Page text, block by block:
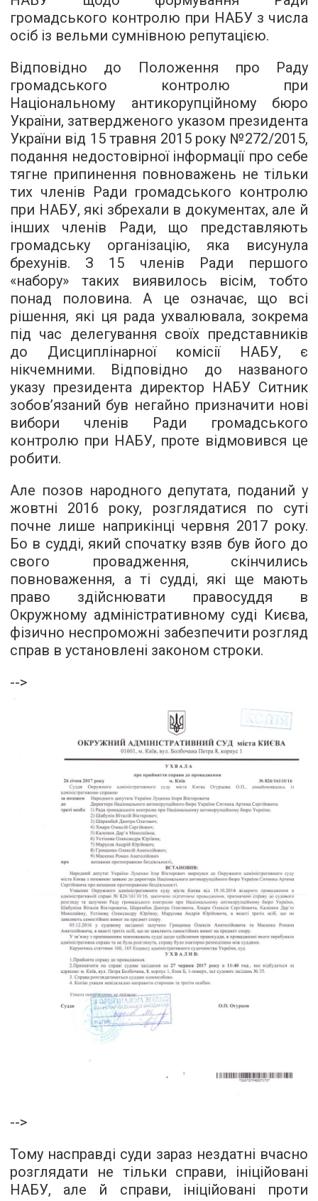
громадського контролю при НАБУ з числа
осіб із вельми сумнівною репутацією.
Відповідно до Положення про Раду
громадського контролю при
Національному антикорупційному бюро
України, затвердженого указом президента
України від 15 травня 2015 року №272/2015,
подання недостовірної інформації про себе
тягне припинення повноважень не тільки
тих членів Ради громадського контролю
при НАБУ, які збрехали в документах, але й
інших членів Ради, що представляють
громадську організацію, яка висунула
брехунів. З 15 членів Ради першого
«набору» таких виявилось вісім, тобто
понад половина. А це означає, що всі
рішення, які ця рада ухвалювала, зокрема
під час делегування своїх представників
до Дисциплінарної комісії НАБУ, є
нікчемними. Відповідно до названого
указу президента директор НАБУ Ситник
зобов’язаний був негайно призначити нові
вибори членів Ради громадського
контролю при НАБУ, проте відмовився це
робити.
Але позов народного депутата, поданий у
жовтні 2016 року, розглядатися по суті
почне лише наприкінці червня 2017 року.
Бо в судді, який спочатку взяв був його до
свого провадження, скінчились
повноваження, а ті судді, які ще мають
право здійснювати правосуддя в
Окружному адміністративному суді Києва,
фізично неспроможні забезпечити розгляд
справ в установлені законом строки.
-->
-->
Тому насправді суди зараз нездатні вчасно
розглядати не тільки справи, ініційовані
НАБУ, але й справи, ініційовані проти